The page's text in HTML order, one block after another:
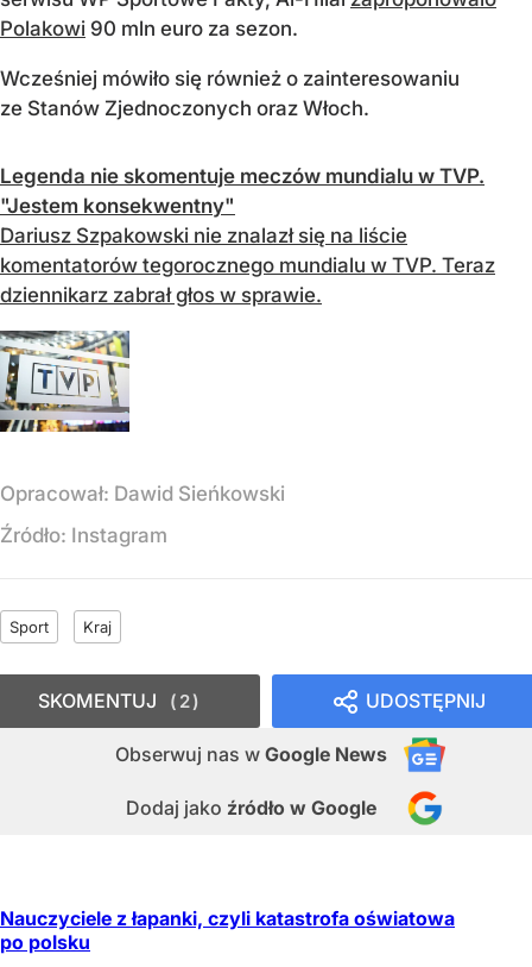
Polakowi 90 mln euro za sezon.
Wcześniej mówiło się również o zainteresowaniu
ze Stanów Zjednoczonych oraz Włoch.
Legenda nie skomentuje meczów mundialu w TVP.
"Jestem konsekwentny"
Dariusz Szpakowski nie znalazł się na liście
komentatorów tegorocznego mundialu w TVP. Teraz
dziennikarz zabrał głos w sprawie.
Opracował: Dawid Sieńkowski
Źródło: Instagram
Sport Kraj
UDOSTĘPNIJ
Obserwuj nas w Google News
Dodaj jako źródło w Google
SKOMENTUJ 2
Nauczyciele z łapanki, czyli katastrofa oświatowa
po polsku